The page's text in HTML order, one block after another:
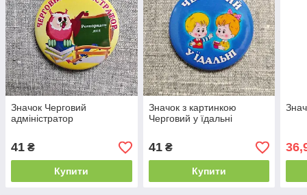
Значок Черговий
адміністратор
41 ₴
Купити
Значок з картинкою
Черговий у їдальні
41₴
Купити